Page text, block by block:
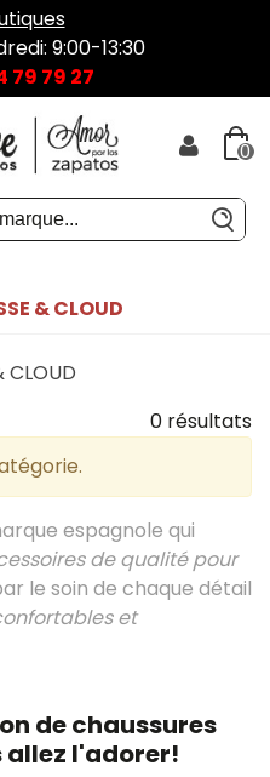
9:00-13:30
79 79 27
0
& CLOUD
CLOUD
0 résultats
espagnole qui
de qualité pour
le soin de chaque détail
et
de chaussures
allez l'adorer!